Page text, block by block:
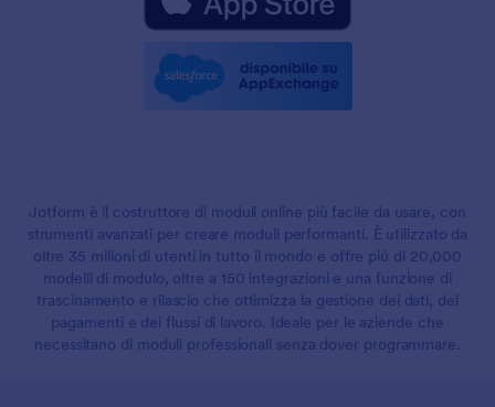
Jotform è il costruttore di moduli online più facile da usare, con
strumenti avanzati per creare moduli performanti. È utilizzato da
oltre 35 milioni di utenti in tutto il mondo e offre più di 20,000
modelli di modulo, oltre a 150 integrazioni e una funzione di
trascinamento e rilascio che ottimizza la gestione dei dati, dei
pagamenti e dei flussi di lavoro. Ideale per le aziende che
necessitano di moduli professionali senza dover programmare.